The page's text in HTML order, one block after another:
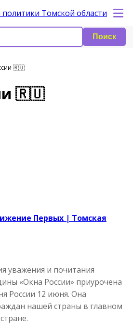
Поиск
🇷🇺
🇷🇺
Первых | Томская
уважения и почитания
«Окна России» приурочена
России 12 июня. Она
нашей страны в главном